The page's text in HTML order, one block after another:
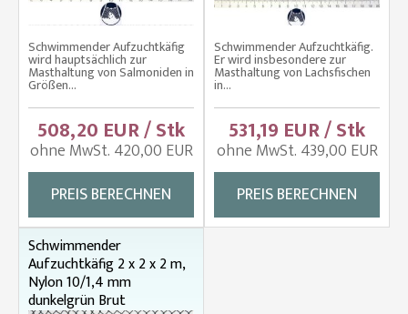
Schwimmender Aufzuchtkäfig
wird hauptsächlich zur
Masthaltung von Salmoniden in
Größen...
508,20 EUR / Stk
ohne MwSt. 420,00 EUR
PREIS BERECHNEN
Schwimmender Aufzuchtkäfig.
Er wird insbesondere zur
Masthaltung von Lachsfischen
in...
531,19 EUR / Stk
ohne MwSt. 439,00 EUR
PREIS BERECHNEN
Schwimmender
Aufzuchtkäfig 2 x 2 x 2 m,
Nylon 10/1,4 mm
dunkelgrün Brut